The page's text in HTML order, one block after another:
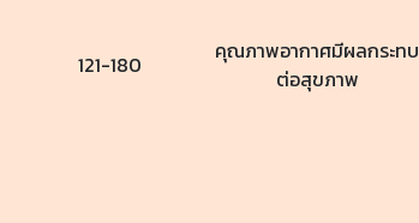
121-180
คุณภาพอากาศมีผลกระทบ
ต่อสุขภาพ